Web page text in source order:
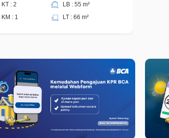
KT : 2
KM : 1
LB : 55 m²
LT : 66 m²